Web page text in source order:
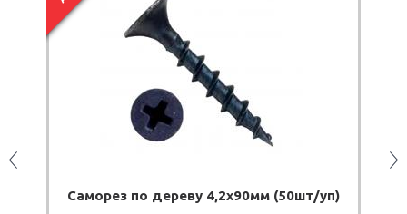
Саморез по дереву 4,2х90мм (50шт/уп)